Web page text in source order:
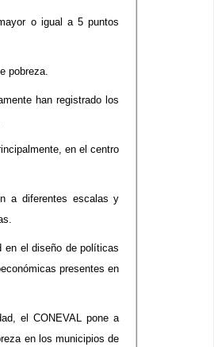
o igual a 5 puntos
pobreza.
han registrado los
en el centro
a diferentes escalas y
en el diseño de políticas
presentes en
el CONEVAL pone a
en los municipios de